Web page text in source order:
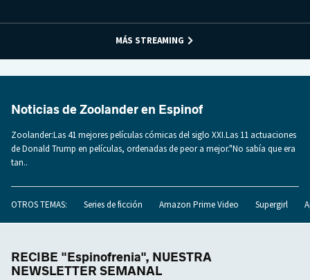
MÁS STREAMING
Noticias de Zoolander en Espinof
Zoolander:Las 41 mejores películas cómicas del siglo XXI.Las 11 actuaciones
de Donald Trump en películas, ordenadas de peor a mejor."No sabía que era
tan..
OTROS TEMAS: Series de ficción Amazon Prime Video Supergirl
RECIBE "Espinofrenia", NUESTRA
NEWSLETTER SEMANAL